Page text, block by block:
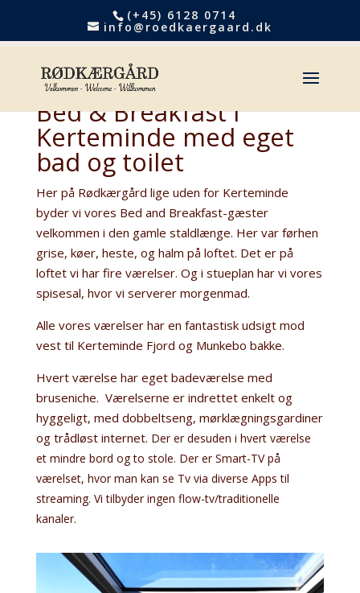
(+45) 6128 0714
info@roedkaergaard.dk
Bed & Breakfast i
Kerteminde med eget
bad og toilet
Her på Rødkærgård lige uden for Kerteminde
byder vi vores Bed and Breakfast-gæster
velkommen i den gamle staldlænge. Her var førhen
grise, køer, heste, og halm på loftet. Det er på
loftet vi har fire værelser. Og i stueplan har vi vores
spisesal, hvor vi serverer morgenmad.
Alle vores værelser har en fantastisk udsigt mod
vest til Kerteminde Fjord og Munkebo bakke.
Hvert værelse har eget badeværelse med
bruseniche. Værelserne er indrettet enkelt og
hyggeligt, med dobbeltseng, mørklægningsgardiner
og trådløst internet. Der er desuden i hvert værelse
et mindre bord og to stole. Der er Smart-TV på
værelset, hvor man kan se Tv via diverse Apps til
streaming. Vi tilbyder ingen flow-tv/traditionelle
kanaler.